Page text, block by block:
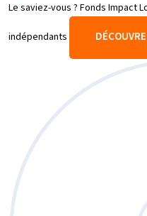
Le saviez-vous ? Fonds Impact
indépendants